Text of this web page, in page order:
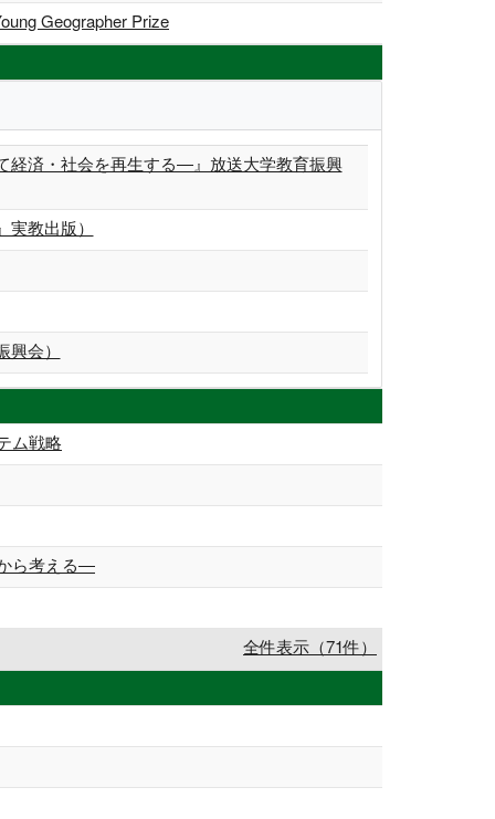
Geographer Prize
経済・社会を再生する―』放送大学教育振興
教出版）
会）
ム戦略
ら考える―
全件表示（71件）